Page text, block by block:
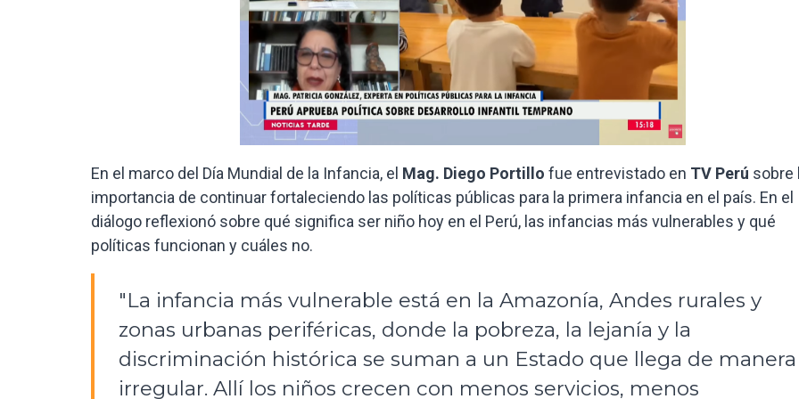
En el marco del Día Mundial de la Infancia, el Mag. Diego Portillo fue entrevistado en TV Perú sobre
importancia de continuar fortaleciendo las políticas públicas para la primera infancia en el país. En el
diálogo reflexionó sobre qué significa ser niño hoy en el Perú, las infancias más vulnerables y qué
políticas funcionan y cuáles no.
"La infancia más vulnerable está en la Amazonía, Andes rurales y
zonas urbanas periféricas, donde la pobreza, la lejanía y la
discriminación histórica se suman a un Estado que llega de manera
irregular. Allí los niños crecen con menos servicios, menos